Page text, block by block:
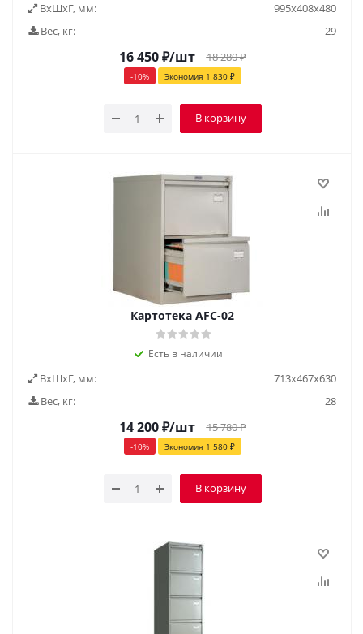
ВxШxГ, мм:
995х408х480
Вес, кг:
29
16 450₽/шт 18 280₽
-10% Экономия 1 830₽
В корзину
Картотека AFC-02
Есть в наличии
ВxШxГ, мм:
713х467х630
Вес, кг:
28
14 200₽/шт 15 780₽
-10% Экономия 1 580₽
В корзину